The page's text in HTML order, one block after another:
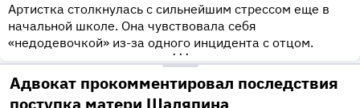
Артистка столкнулась с сильнейшим стрессом еще в
начальной школе. Она чувствовала себя
«недодевочкой» из-за одного инцидента с отцом.
•••
Адвокат прокомментировал последствия
поступка матери Шаляпина